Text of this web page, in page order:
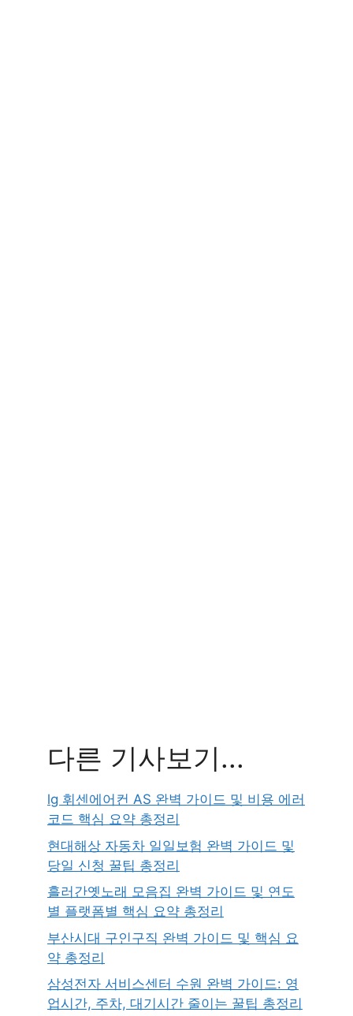
다른 기사보기...
lg 휘센에어컨 AS 완벽 가이드 및 비용 에러
코드 핵심 요약 총정리
현대해상 자동차 일일보험 완벽 가이드 및
당일 신청 꿀팁 총정리
흘러간옛노래 모음집 완벽 가이드 및 연도
별 플랫폼별 핵심 요약 총정리
부산시대 구인구직 완벽 가이드 및 핵심 요
약 총정리
삼성전자 서비스센터 수원 완벽 가이드: 영
업시간, 주차, 대기시간 줄이는 꿀팁 총정리